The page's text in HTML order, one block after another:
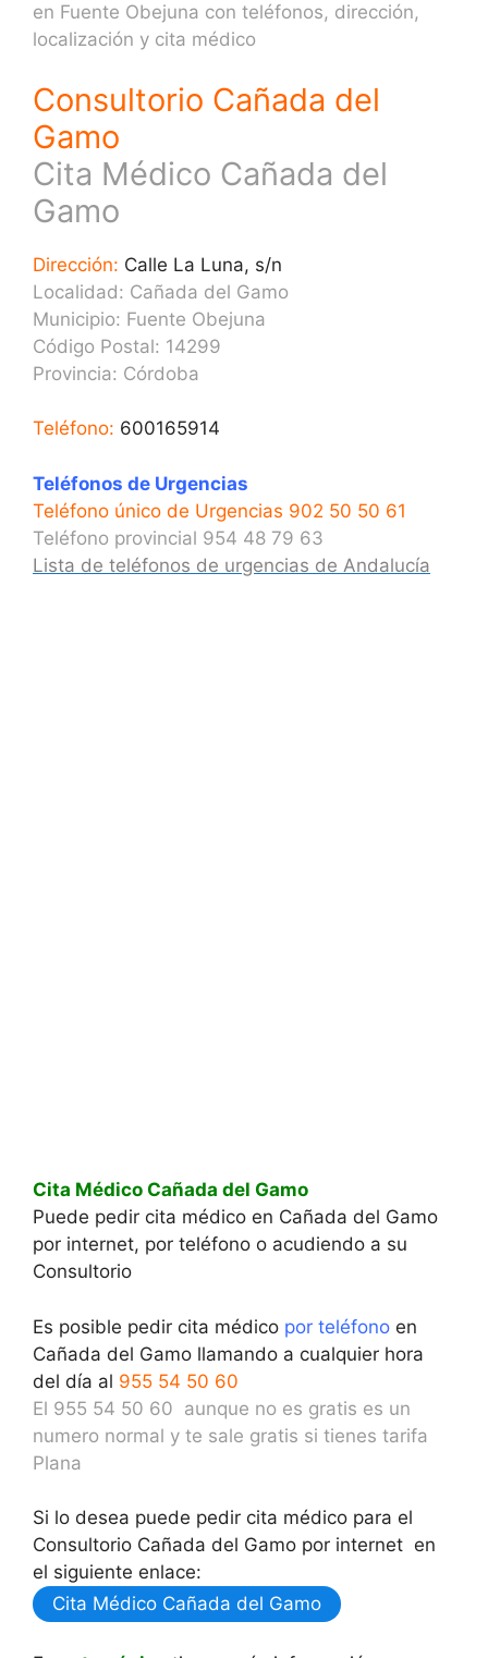
en Fuente Obejuna con teléfonos, dirección,
localización y cita médico
Consultorio Cañada del
Gamo
Cita Médico Cañada del
Gamo
Dirección: Calle La Luna, s/n
Localidad: Cañada del Gamo
Municipio: Fuente Obejuna
Código Postal: 14299
Provincia: Córdoba
Teléfono: 600165914
Teléfonos de Urgencias
Teléfono único de Urgencias 902 50 50 61
Teléfono provincial 954 48 79 63
Lista de teléfonos de urgencias de Andalucía
Cita Médico Cañada del Gamo
Puede pedir cita médico en Cañada del Gamo
por internet, por teléfono o acudiendo a su
Consultorio
Es posible pedir cita médico por teléfono en
Cañada del Gamo llamando a cualquier hora
del día al 955 54 50 60
El 955 54 50 60 aunque no es gratis es un
numero normal y te sale gratis si tienes tarifa
Plana
Si lo desea puede pedir cita médico para el
Consultorio Cañada del Gamo por internet en
el siguiente enlace:
Cita Médico Cañada del Gamo